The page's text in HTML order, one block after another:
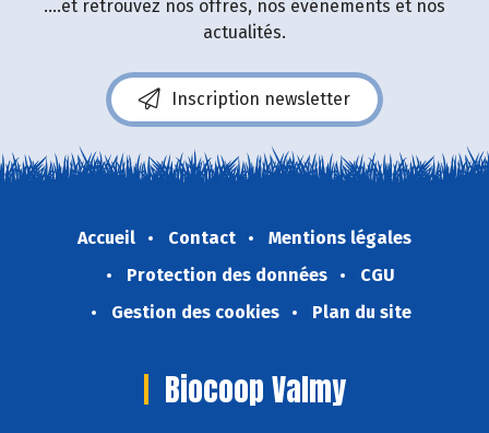
....et retrouvez nos offres, nos événements et nos
actualités.
Inscription newsletter
Accueil Contact
Mentions légales
Protection des données
CGU
Gestion des cookies
Plan du site
Biocoop Valmy